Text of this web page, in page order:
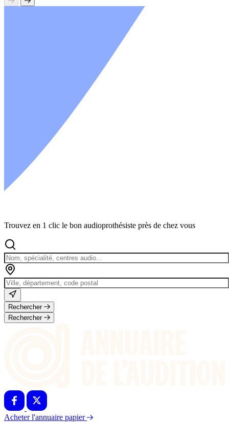
Trouvez en 1 clic le bon audioprothésiste près de chez vous
Rechercher
Rechercher
Acheter l'annuaire papier